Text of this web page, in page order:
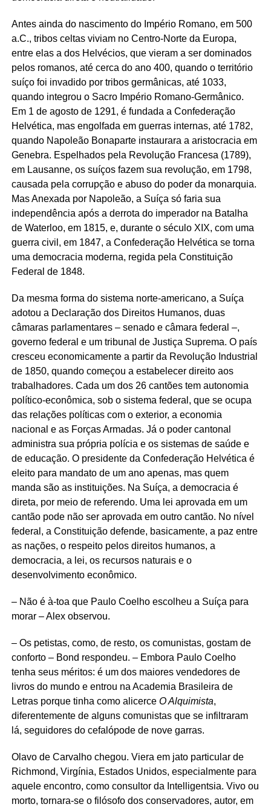
Antes ainda do nascimento do Império Romano, em 500
a.C., tribos celtas viviam no Centro-Norte da Europa,
entre elas a dos Helvécios, que vieram a ser dominados
pelos romanos, até cerca do ano 400, quando o território
suíço foi invadido por tribos germânicas, até 1033,
quando integrou o Sacro Império Romano-Germânico.
Em 1 de agosto de 1291, é fundada a Confederação
Helvética, mas engolfada em guerras internas, até 1782,
quando Napoleão Bonaparte instaurara a aristocracia em
Genebra. Espelhados pela Revolução Francesa (1789),
em Lausanne, os suíços fazem sua revolução, em 1798,
causada pela corrupção e abuso do poder da monarquia.
Mas Anexada por Napoleão, a Suíça só faria sua
independência após a derrota do imperador na Batalha
de Waterloo, em 1815, e, durante o século XIX, com uma
guerra civil, em 1847, a Confederação Helvética se torna
uma democracia moderna, regida pela Constituição
Federal de 1848.
Da mesma forma do sistema norte-americano, a Suíça
adotou a Declaração dos Direitos Humanos, duas
câmaras parlamentares – senado e câmara federal –,
governo federal e um tribunal de Justiça Suprema. O país
cresceu economicamente a partir da Revolução Industrial
de 1850, quando começou a estabelecer direito aos
trabalhadores. Cada um dos 26 cantões tem autonomia
político-econômica, sob o sistema federal, que se ocupa
das relações políticas com o exterior, a economia
nacional e as Forças Armadas. Já o poder cantonal
administra sua própria polícia e os sistemas de saúde e
de educação. O presidente da Confederação Helvética é
eleito para mandato de um ano apenas, mas quem
manda são as instituições. Na Suíça, a democracia é
direta, por meio de referendo. Uma lei aprovada em um
cantão pode não ser aprovada em outro cantão. No nível
federal, a Constituição defende, basicamente, a paz entre
as nações, o respeito pelos direitos humanos, a
democracia, a lei, os recursos naturais e o
desenvolvimento econômico.
– Não é à-toa que Paulo Coelho escolheu a Suíça para
morar – Alex observou.
– Os petistas, como, de resto, os comunistas, gostam de
conforto – Bond respondeu. – Embora Paulo Coelho
tenha seus méritos: é um dos maiores vendedores de
livros do mundo e entrou na Academia Brasileira de
Letras porque tinha como alicerce O Alquimista,
diferentemente de alguns comunistas que se infiltraram
lá, seguidores do cefalópode de nove garras.
Olavo de Carvalho chegou. Viera em jato particular de
Richmond, Virgínia, Estados Unidos, especialmente para
aquele encontro, como consultor da Intelligentsia. Vivo ou
morto, tornara-se o filósofo dos conservadores, autor, em